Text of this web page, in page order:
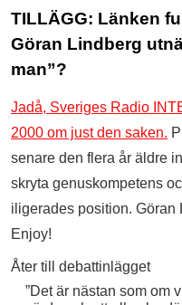
TILLÄGG: Länken
Göran Lindberg
man”?
Jadå, Sveriges Radio
2000 om just den saken.
senare den flera år äldre
skryta genuskompetens
iligerades position. Göran
Enjoy!
Åter till debattinlägget
”Det är nästan som om